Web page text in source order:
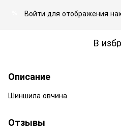
Войти для отображения
В
Описание
Шиншила овчина
Отзывы